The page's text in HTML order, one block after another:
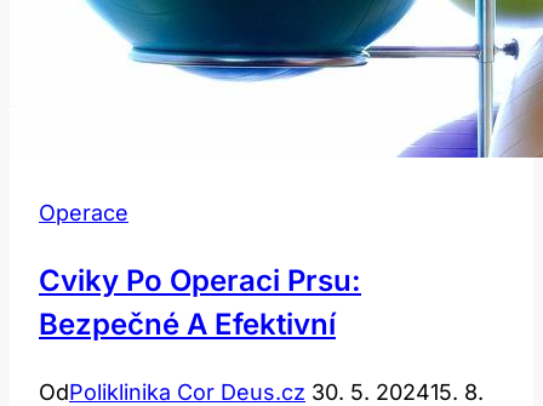
Operace
Cviky Po Operaci Prsu:
Bezpečné A Efektivní
OdPoliklinika Cor Deus.cz 30. 5. 202415. 8.